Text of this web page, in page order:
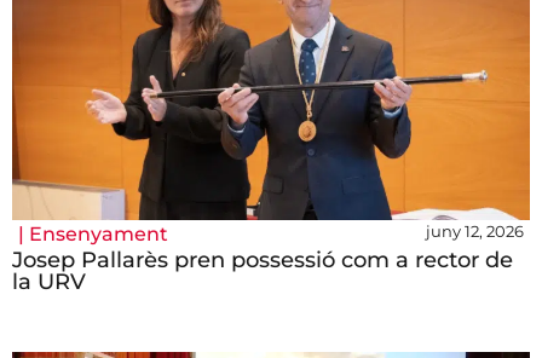
| Ensenyament juny 12, 2026
Josep Pallarès pren possessió com a rector de
la URV